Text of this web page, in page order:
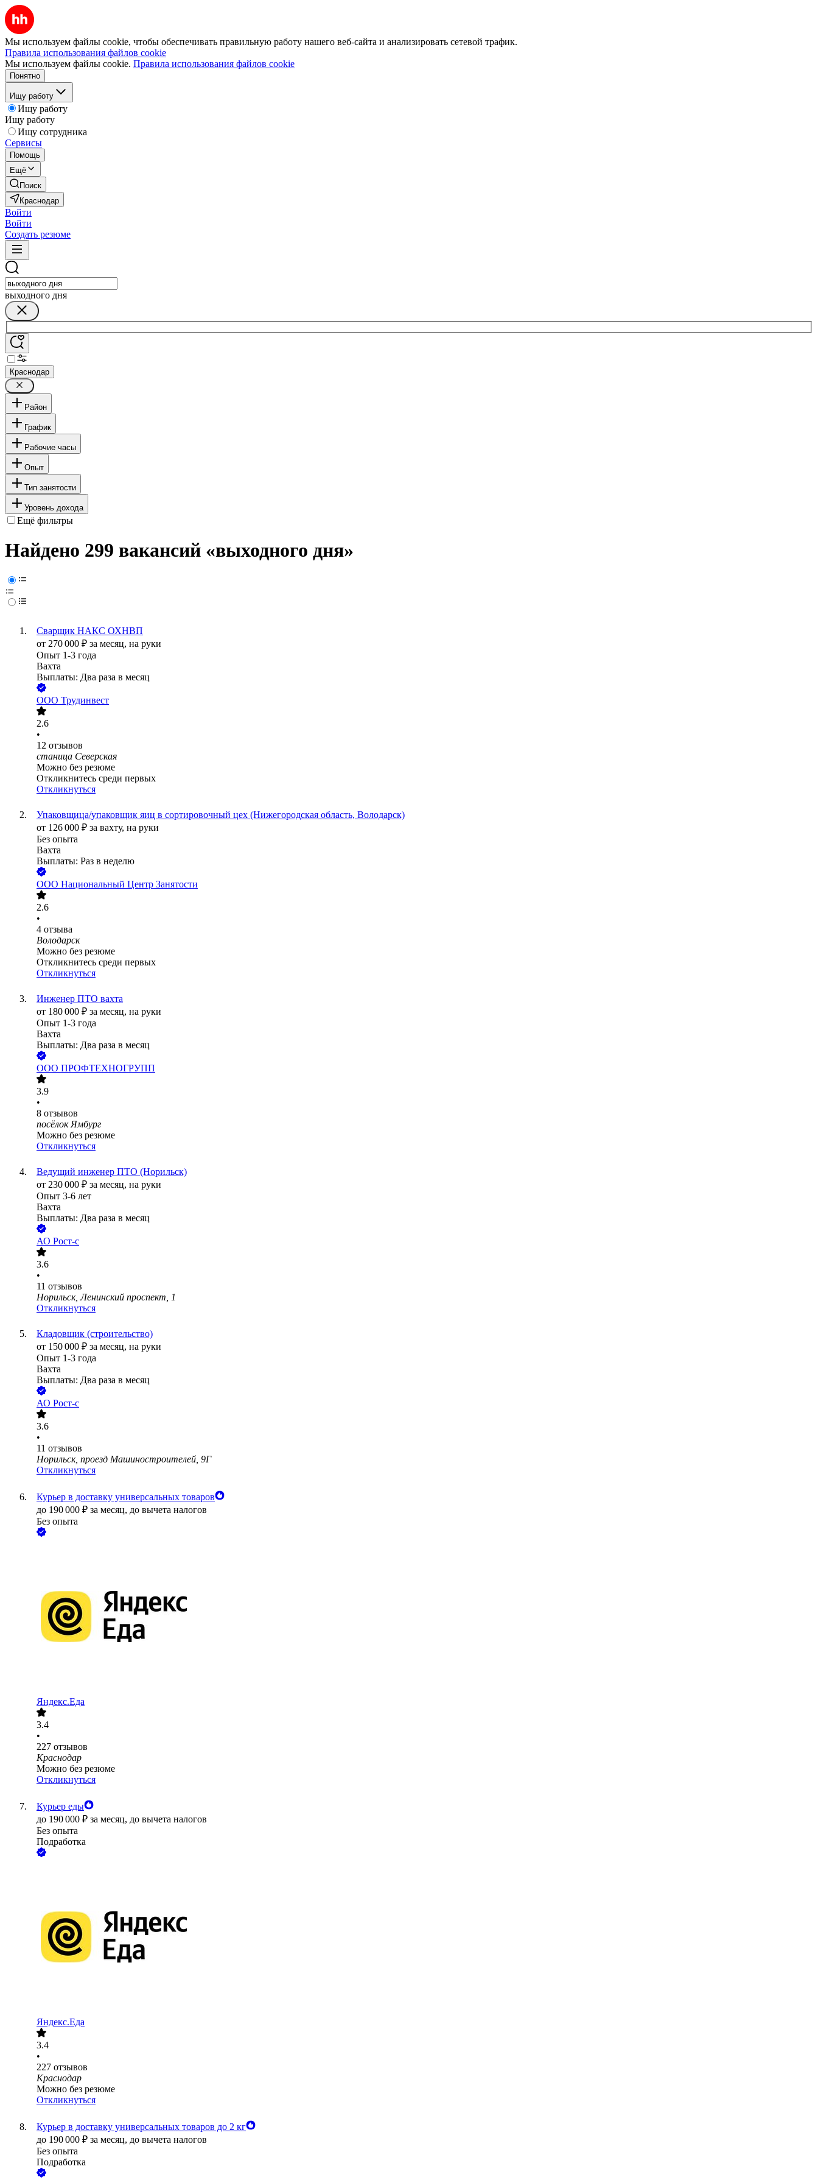
Мы используем файлы cookie, чтобы обеспечивать правильную работу нашего веб-сайта и анализировать сетевой трафик.
Правила использования файлов cookie
Мы используем файлы cookie. Правила использования файлов cookie
Понятно
Ищу работу
Ищу работу
Ищу работу
Ищу сотрудника
Сервисы
Помощь
Ещё
Поиск
Краснодар
Войти
Войти
Создать резюме
выходного дня
Краснодар
Район
График
Рабочие часы
Опыт
Тип занятости
Уровень дохода
Ещё фильтры
Найдено 299 вакансий «выходного дня»
Сварщик НАКС ОХНВП
от 270 000 ₽ за месяц, на руки
Опыт 1-3 года
Вахта
Выплаты: Два раза в месяц
ООО Трудинвест
2.6
•
12 отзывов
станица Северская
Можно без резюме
Откликнитесь среди первых
Откликнуться
Упаковщица/упаковщик яиц в сортировочный цех (Нижегородская область, Володарск)
от 126 000 ₽ за вахту, на руки
Без опыта
Вахта
Выплаты: Раз в неделю
ООО Национальный Центр Занятости
2.6
•
4 отзыва
Володарск
Можно без резюме
Откликнитесь среди первых
Откликнуться
Инженер ПТО вахта
от 180 000 ₽ за месяц, на руки
Опыт 1-3 года
Вахта
Выплаты: Два раза в месяц
ООО ПРОФТЕХНОГРУПП
3.9
•
8 отзывов
посёлок Ямбург
Можно без резюме
Откликнуться
Ведущий инженер ПТО (Норильск)
от 230 000 ₽ за месяц, на руки
Опыт 3-6 лет
Вахта
Выплаты: Два раза в месяц
АО Рост-с
3.6
•
11 отзывов
Норильск, Ленинский проспект, 1
Откликнуться
Кладовщик (строительство)
от 150 000 ₽ за месяц, на руки
Опыт 1-3 года
Вахта
Выплаты: Два раза в месяц
АО Рост-с
3.6
•
11 отзывов
Норильск, проезд Машиностроителей, 9Г
Откликнуться
Курьер в доставку универсальных товаров
до 190 000 ₽ за месяц, до вычета налогов
Без опыта
Яндекс.Еда
3.4
•
227 отзывов
Краснодар
Можно без резюме
Откликнуться
Курьер еды
до 190 000 ₽ за месяц, до вычета налогов
Без опыта
Подработка
Яндекс.Еда
3.4
•
227 отзывов
Краснодар
Можно без резюме
Откликнуться
Курьер в доставку универсальных товаров до 2 кг
до 190 000 ₽ за месяц, до вычета налогов
Без опыта
Подработка